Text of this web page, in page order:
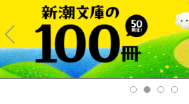
Pre
v